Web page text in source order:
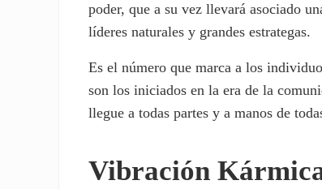
poder, que a su vez llevará asociado
líderes naturales y grandes estrategas.
Es el número que marca a los
son los iniciados en la era de la
llegue a todas partes y a manos de
Vibración